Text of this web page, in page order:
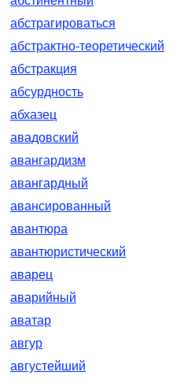
абстрагироваться
абстрактно-теоретический
абстракция
абсурдность
абхазец
авадовский
авангардизм
авангардный
авансированный
авантюра
авантюристический
аварец
аварийный
аватар
авгур
августейший